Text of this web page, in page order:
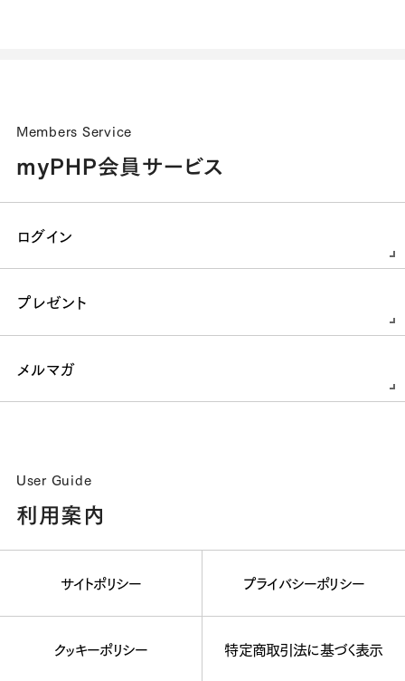
Members Service
myPHP会員サービス
ログイン
プレゼント
メルマガ
User Guide
利用案内
サイトポリシー プライバシーポリシー
クッキーポリシー 特定商取引法に基づく表示